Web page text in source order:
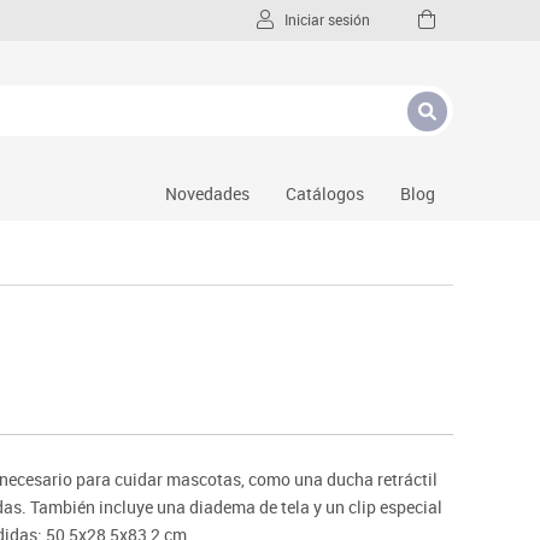
Iniciar sesión
Novedades Catálogos Blog
para cuidar mascotas, como una ducha retráctil
También incluye una diadema de tela y un clip especial
50,5x28,5x83,2 cm